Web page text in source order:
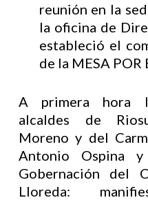
reunión en la
la oficina de
estableció el
de la MESA POR
A primera hora
alcaldes de
Moreno y del
Antonio Ospina
Gobernación del
Lloreda: